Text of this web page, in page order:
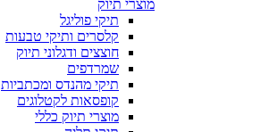
מוצרי תיוק
תיקי פוליגל
קלסרים ותיקי טבעות
חוצצים ודגלוני תיוק
שמרדפים
תיקי מהנדס ומכתביות
קופסאות לקטלוגים
מוצרי תיוק כללי